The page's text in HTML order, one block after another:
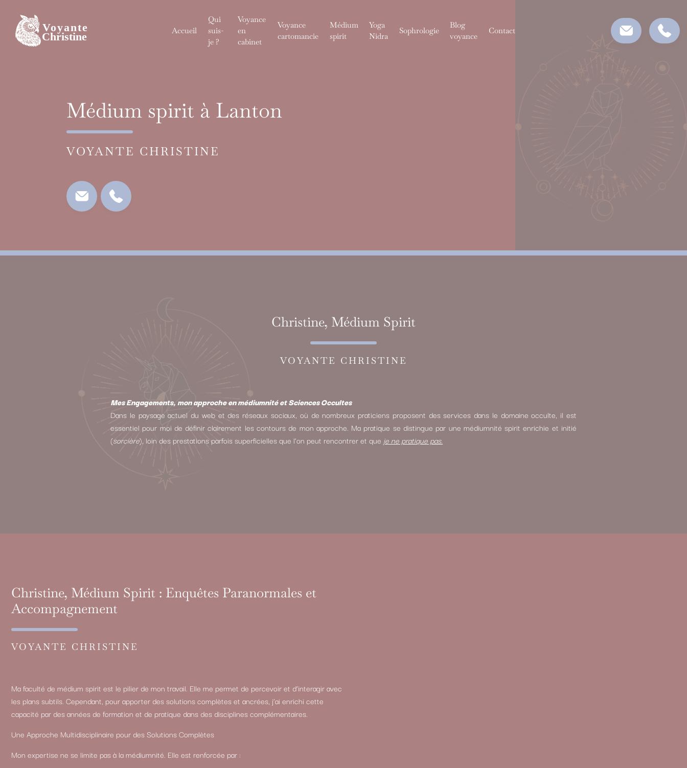
content
Accueil
Qui
suis-
je ?
Voyance
en
cabinet
Voyance
cartomancie
Médium
spirit
Yoga
Nidra
Sophrologie
Blog
voyance
Contact
Médium spirit à Lanton
VOYANTE CHRISTINE
Christine, Médium Spirit
VOYANTE CHRISTINE
Mes Engagements, mon approche en médiumnité et Sciences Occultes
Dans le paysage actuel du web et des réseaux sociaux, où de nombreux praticiens proposent des services dans le domaine occulte, il est
essentiel pour moi de définir clairement les contours de mon approche. Ma pratique se distingue par une médiumnité spirit enrichie et initié
(sorcière), loin des prestations parfois superficielles que l’on peut rencontrer et que je ne pratique pas.
Christine, Médium Spirit : Enquêtes Paranormales et
Accompagnement
VOYANTE CHRISTINE
Ma faculté de médium spirit est le pilier de mon travail. Elle me permet de percevoir et d’interagir avec
les plans subtils. Cependant, pour apporter des solutions complètes et ancrées, j’ai enrichi cette
capacité par des années de formation et de pratique dans des disciplines complémentaires.
Une Approche Multidisciplinaire pour des Solutions Complètes
Mon expertise ne se limite pas à la médiumnité. Elle est renforcée par :